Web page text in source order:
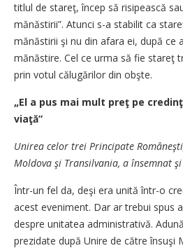
titlul de stareţ, încep să risipească
mănăstirii”. Atunci s-a stabilit ca
mănăstirii şi nu din afara ei, după ce
mănăstire. Cel ce urma să fie stareţ
prin votul călugărilor din obşte.
„El a pus mai mult preţ pe
viaţă”
Unirea celor trei Principate
Moldova şi Transilvania, a însemnat
Într-un fel da, deşi era unită într-o
acest eveniment. Dar ar trebui spus
despre unitatea administrativă.
prezidate după Unire de către însuşi